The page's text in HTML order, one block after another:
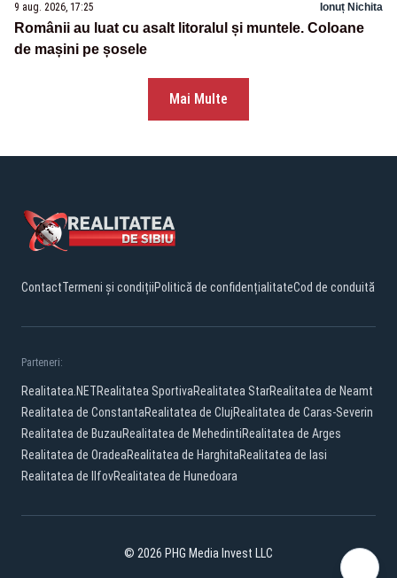
9 aug. 2026, 17:25 Ionuț Nichita
Românii au luat cu asalt litoralul și muntele. Coloane
de mașini pe șosele
Mai Multe
ContactTermeni și condițiiPolitică de confidențialitateCod de conduită
Parteneri:
Realitatea.NETRealitatea SportivaRealitatea StarRealitatea de Neamt
Realitatea de ConstantaRealitatea de ClujRealitatea de Caras-Severin
Realitatea de BuzauRealitatea de MehedintiRealitatea de Arges
Realitatea de OradeaRealitatea de HarghitaRealitatea de Iasi
Realitatea de IlfovRealitatea de Hunedoara
© 2026 PHG Media Invest LLC